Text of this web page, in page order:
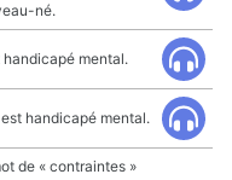
né.
handicapé mental.
handicapé mental.
de « contraintes »